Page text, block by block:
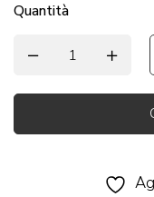
Quantità